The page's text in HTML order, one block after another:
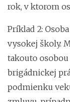
rok, v ktorom
Príklad 2:
vysokej školy.
takouto
brigádnickej
podmienku